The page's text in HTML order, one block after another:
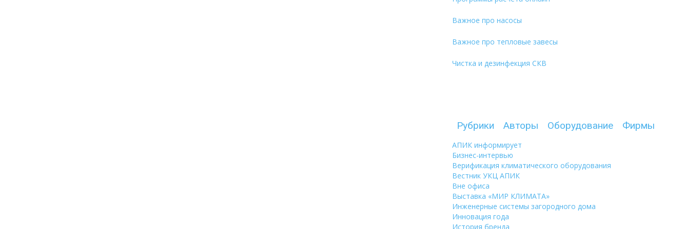
Важное про насосы
Важное про тепловые завесы
Чистка и дезинфекция СКВ
Рубрики Авторы Оборудование Фирмы
АПИК информирует
Бизнес-интервью
Верификация климатического оборудования
Вестник УКЦ АПИК
Вне офиса
Выставка «МИР КЛИМАТА»
Инженерные системы загородного дома
Инновация года
История бренда